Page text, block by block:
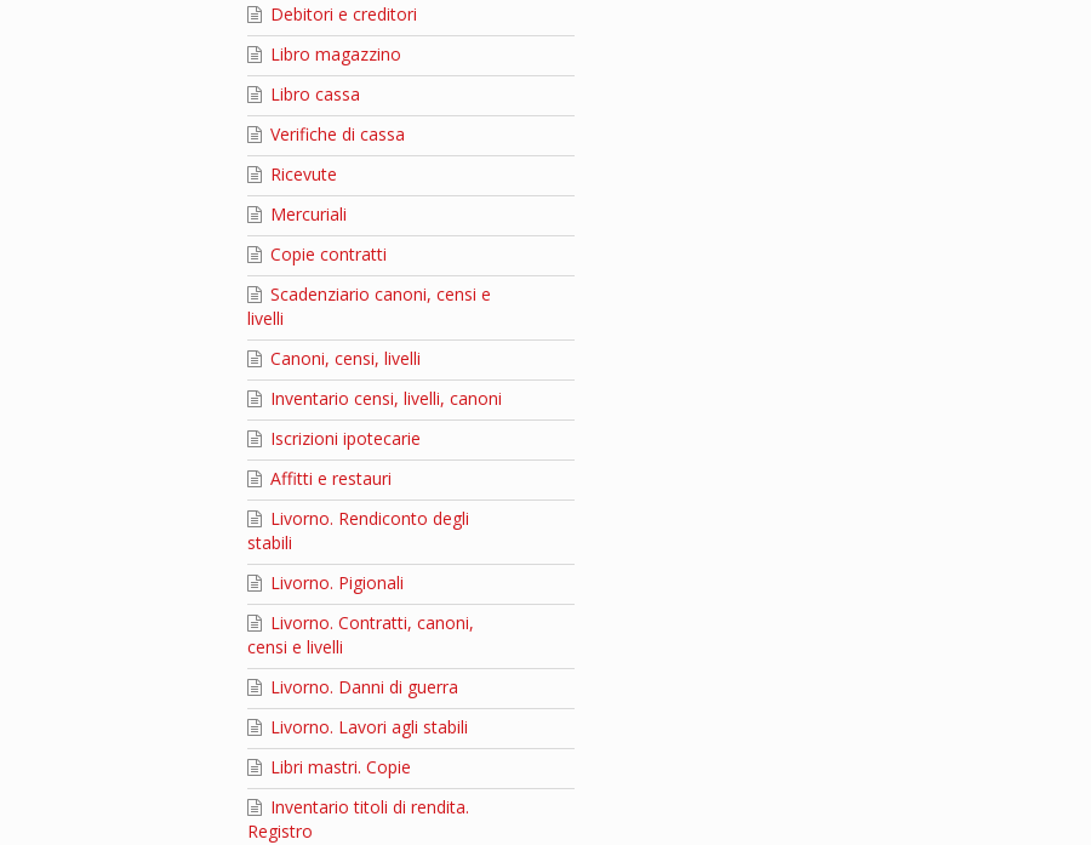
Debitori e creditori
Libro magazzino
Libro cassa
Verifiche di cassa
Ricevute
Mercuriali
Copie contratti
Scadenziario canoni, censi e
livelli
Canoni, censi, livelli
Inventario censi, livelli, canoni
Iscrizioni ipotecarie
Affitti e restauri
Livorno. Rendiconto degli
stabili
Livorno. Pigionali
Livorno. Contratti, canoni,
censi e livelli
Livorno. Danni di guerra
Livorno. Lavori agli stabili
Libri mastri. Copie
Inventario titoli di rendita.
Registro